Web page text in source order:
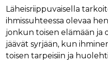
Läheisriippuvaisella
ihmissuhteessa olevaa
jonkun toisen elämään ja
jäävät syrjään, kun
toisen tarpeisiin ja